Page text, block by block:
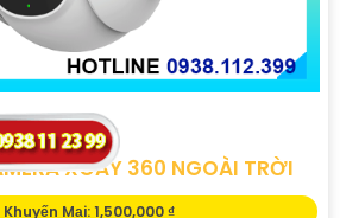
XOAY 360 NGOÀI TRỜI
Mại: 1,500,000 ₫